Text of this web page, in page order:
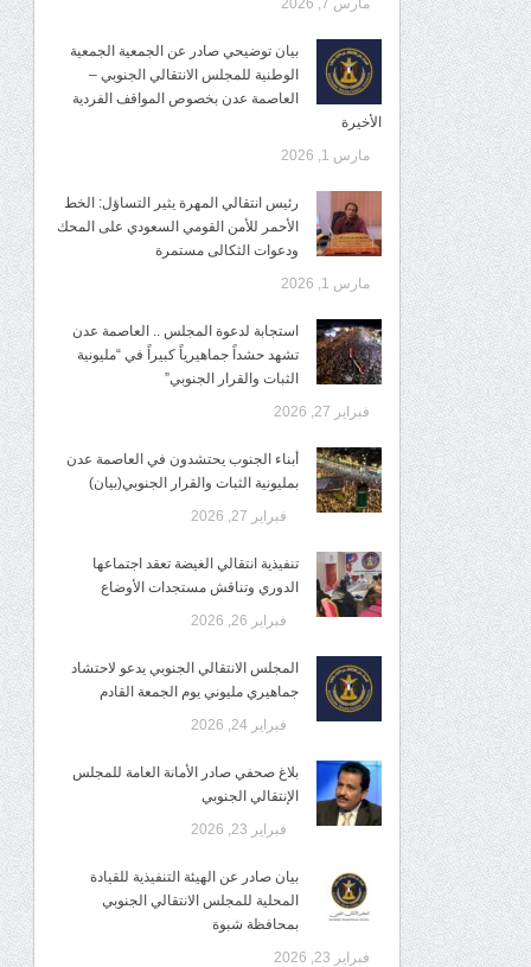
مارس 7, 2026
بيان توضيحي صادر عن الجمعية الجمعية
الوطنية للمجلس الانتقالي الجنوبي –
العاصمة عدن بخصوص المواقف الفردية
الأخيرة
مارس 1, 2026
رئيس انتقالي المهرة يثير التساؤل: الخط
الأحمر للأمن القومي السعودي على المحك
ودعوات الثكالى مستمرة
مارس 1, 2026
استجابة لدعوة المجلس .. العاصمة عدن
تشهد حشداً جماهيرياً كبيراً في “مليونية
الثبات والقرار الجنوبي”
فبراير 27, 2026
أبناء الجنوب يحتشدون في العاصمة عدن
بمليونية الثبات والقرار الجنوبي(بيان)
فبراير 27, 2026
تنفيذية انتقالي الغيضة تعقد اجتماعها
الدوري وتناقش مستجدات الأوضاع
فبراير 26, 2026
المجلس الانتقالي الجنوبي يدعو لاحتشاد
جماهيري مليوني يوم الجمعة القادم
فبراير 24, 2026
بلاغ صحفي صادر الأمانة العامة للمجلس
الإنتقالي الجنوبي
فبراير 23, 2026
بيان صادر عن الهيئة التنفيذية للقيادة
المحلية للمجلس الانتقالي الجنوبي
بمحافظة شبوة
فبراير 23, 2026